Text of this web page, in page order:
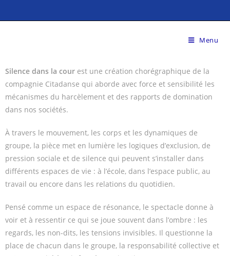
Menu
Silence dans la cour est une création chorégraphique de la
compagnie Citadanse qui aborde avec force et sensibilité les
mécanismes du harcèlement et des rapports de domination
dans nos sociétés.
À travers le mouvement, les corps et les dynamiques de
groupe, la pièce met en lumière les logiques d’exclusion, de
pression sociale et de silence qui peuvent s’installer dans
différents espaces de vie : à l’école, dans l’espace public, au
travail ou encore dans les relations du quotidien.
Pensé comme un espace de résonance, le spectacle donne à
voir et à ressentir ce qui se joue souvent dans l’ombre : les
regards, les non-dits, les tensions invisibles. Il questionne la
place de chacun dans le groupe, la responsabilité collective et